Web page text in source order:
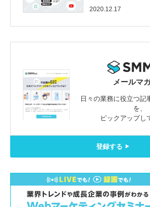
2020.12.17
メールマ
日々の業務に役立つ記
を、
ピックアップし
登録する